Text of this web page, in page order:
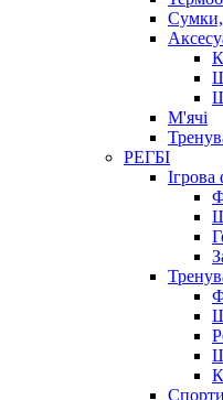
М'ячі
РЕГБІ
Ігрова